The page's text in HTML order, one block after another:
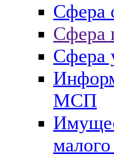
Сфера
Сфера
Сфера
МСП